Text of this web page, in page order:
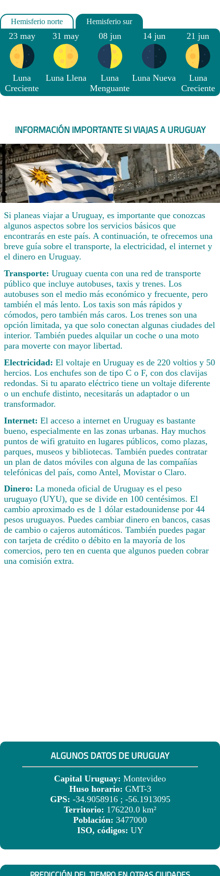
23 may
Luna
Creciente
31 may
Luna Llena
08 jun
Luna
Menguante
14 jun
Luna Nueva
21 jun
Luna
Creciente
INFORMACIÓN IMPORTANTE SI VIAJAS A URUGUAY
Si planeas viajar a Uruguay, es importante que conozcas
algunos aspectos sobre los servicios básicos que
encontrarás en este país. A continuación, te ofrecemos una
breve guía sobre el transporte, la electricidad, el internet y
el dinero en Uruguay.
Transporte: Uruguay cuenta con una red de transporte
público que incluye autobuses, taxis y trenes. Los
autobuses son el medio más económico y frecuente, pero
también el más lento. Los taxis son más rápidos y
cómodos, pero también más caros. Los trenes son una
opción limitada, ya que solo conectan algunas ciudades del
interior. También puedes alquilar un coche o una moto
para moverte con mayor libertad.
Electricidad: El voltaje en Uruguay es de 220 voltios y 50
hercios. Los enchufes son de tipo C o F, con dos clavijas
redondas. Si tu aparato eléctrico tiene un voltaje diferente
o un enchufe distinto, necesitarás un adaptador o un
transformador.
Internet: El acceso a internet en Uruguay es bastante
bueno, especialmente en las zonas urbanas. Hay muchos
puntos de wifi gratuito en lugares públicos, como plazas,
parques, museos y bibliotecas. También puedes contratar
un plan de datos móviles con alguna de las compañías
telefónicas del país, como Antel, Movistar o Claro.
Dinero: La moneda oficial de Uruguay es el peso
uruguayo (UYU), que se divide en 100 centésimos. El
cambio aproximado es de 1 dólar estadounidense por 44
pesos uruguayos. Puedes cambiar dinero en bancos, casas
de cambio o cajeros automáticos. También puedes pagar
con tarjeta de crédito o débito en la mayoría de los
comercios, pero ten en cuenta que algunos pueden cobrar
una comisión extra.
ALGUNOS DATOS DE URUGUAY
Capital Uruguay: Montevideo
Huso horario: GMT-3
GPS: -34.9058916 ; -56.1913095
Territorio: 176220.0 km²
Población: 3477000
ISO, códigos: UY